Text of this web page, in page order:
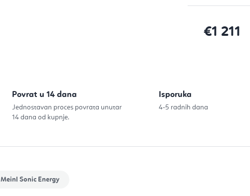
€1 211
Povrat u 14 dana
Jednostavan proces povrata unutar
14 dana od kupnje.
Isporuka
4-5 radnih dana
Meinl Sonic Energy